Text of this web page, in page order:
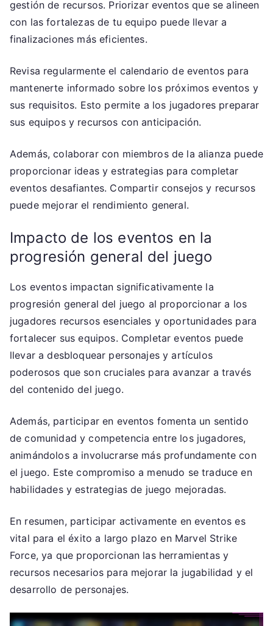
gestión de recursos. Priorizar eventos que se alineen
con las fortalezas de tu equipo puede llevar a
finalizaciones más eficientes.
Revisa regularmente el calendario de eventos para
mantenerte informado sobre los próximos eventos y
sus requisitos. Esto permite a los jugadores preparar
sus equipos y recursos con anticipación.
Además, colaborar con miembros de la alianza puede
proporcionar ideas y estrategias para completar
eventos desafiantes. Compartir consejos y recursos
puede mejorar el rendimiento general.
Impacto de los eventos en la
progresión general del juego
Los eventos impactan significativamente la
progresión general del juego al proporcionar a los
jugadores recursos esenciales y oportunidades para
fortalecer sus equipos. Completar eventos puede
llevar a desbloquear personajes y artículos
poderosos que son cruciales para avanzar a través
del contenido del juego.
Además, participar en eventos fomenta un sentido
de comunidad y competencia entre los jugadores,
animándolos a involucrarse más profundamente con
el juego. Este compromiso a menudo se traduce en
habilidades y estrategias de juego mejoradas.
En resumen, participar activamente en eventos es
vital para el éxito a largo plazo en Marvel Strike
Force, ya que proporcionan las herramientas y
recursos necesarios para mejorar la jugabilidad y el
desarrollo de personajes.